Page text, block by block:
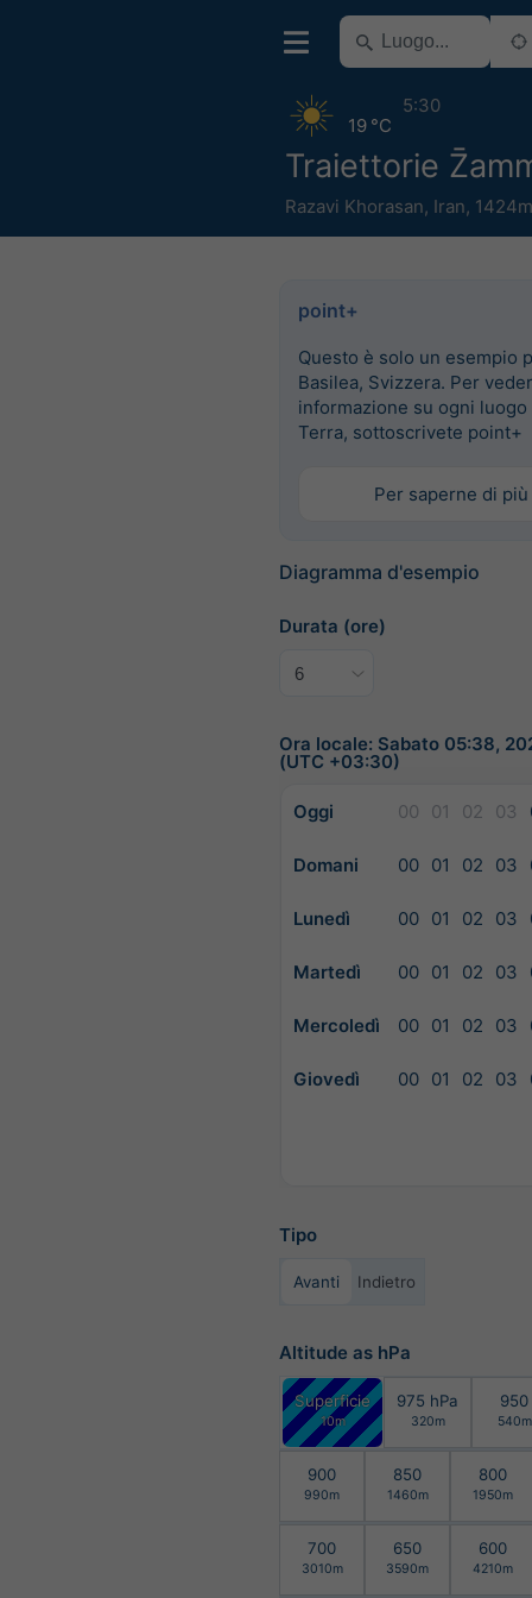
Traiettorie
Razavi Khorasan, Iran,
19 °C
5:30
point+
Questo è solo un esempio
Basilea, Svizzera. Per
informazione su ogni luogo
Terra, sottoscrivete point+
Per saperne di più
Diagramma d'esempio
Durata (ore)
Ora locale: Sabato 05:38,
(UTC +03:30)
Oggi 00 01 02 03
Domani 00 01 02 03
Lunedì 00 01 02 03
Martedì 00 01 02 03
Mercoledì 00 01 02 03
Giovedì 00 01 02 03
Tipo
Avanti Indietro
Altitude as hPa
Superficie
10m
975 hPa
320m
950
540m
900
990m
850
1460m
800
1950m
700
3010m
650
3590m
600
4210m